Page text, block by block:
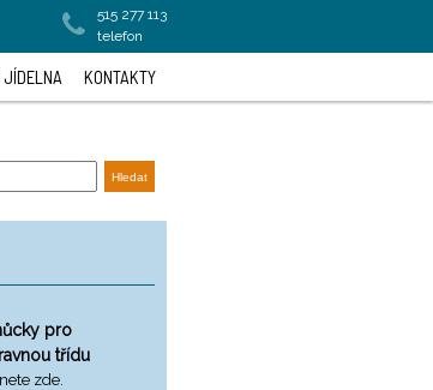
515 277 113
telefon
KONTAKTY
pro
třídu
zde.